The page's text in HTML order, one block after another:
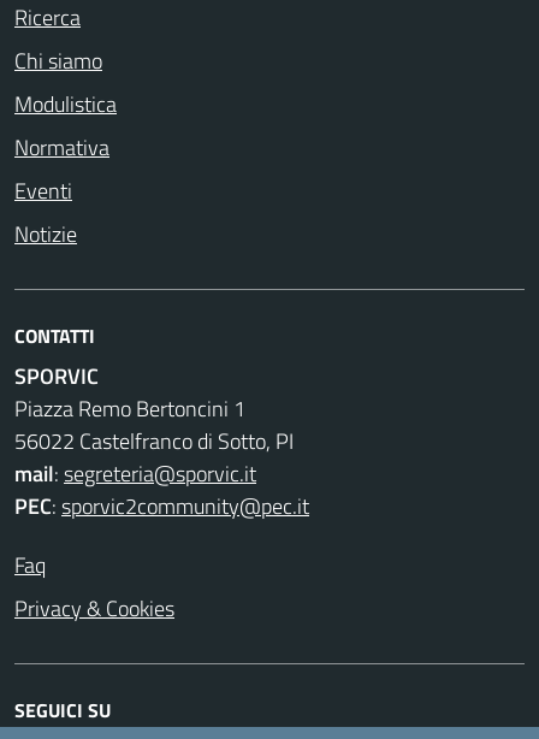
Ricerca
Chi siamo
Modulistica
Normativa
Eventi
Notizie
CONTATTI
SPORVIC
Piazza Remo Bertoncini 1
56022 Castelfranco di Sotto, PI
mail:segreteria@sporvic.it
PEC:sporvic2community@pec.it
Faq
Privacy & Cookies
SEGUICI SU